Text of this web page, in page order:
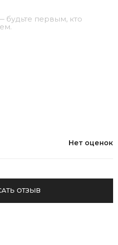
будьте первым, кто
Нет оценок
ОТЗЫВ